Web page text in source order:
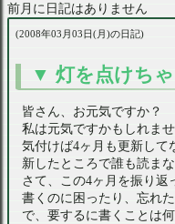
前月に日記はありません
2008年03月03日(月)の日記
灯を点けち
皆さん、お元気ですか？
私は元気ですかもしれませ
気付けば4ヶ月も更新して
新したところで誰も読ま
さて、この4ヶ月を振り返
書くのに困ったり、忘れ
で、要するに書くことは何